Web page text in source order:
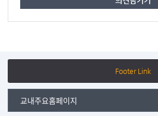
Footer Link
교내주요홈페이지